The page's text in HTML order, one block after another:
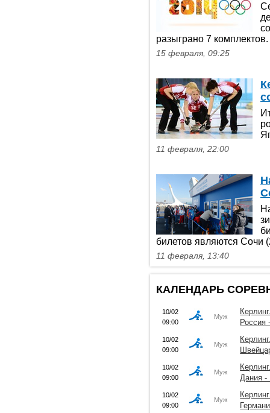
разыграно 7 комплектов.
15 февраля, 09:25
11 февраля, 22:00
билетов являются Сочи
11 февраля, 13:40
КАЛЕНДАРЬ
10/02
09:00
Муж
Россия
10/02
09:00
Муж
10/02
09:00
Муж
Дания -
10/02
09:00
Муж